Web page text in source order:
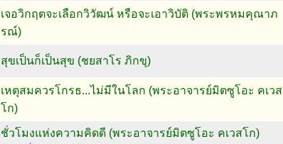
เจอวิกฤตจะเลือกวิวัฒน์ หรือจะเอาวิบัติ (พระพรหมคุณาภ
รณ์)
สุขเป็นก็เป็นสุข (ชยสาโร ภิกขุ)
เหตุสมควรโกรธ...ไม่มีในโลก (พระอาจารย์มิตซูโอะ คเวส
โก)
ชั่วโมงแห่งความคิดดี (พระอาจารย์มิตซูโอะ คเวสโก)